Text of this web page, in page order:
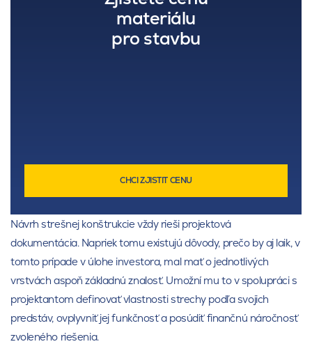
materiálu
pro stavbu
CHCI ZJISTIT CENU
Návrh strešnej konštrukcie vždy rieši projektová
dokumentácia. Napriek tomu existujú dôvody, prečo by aj laik, v
tomto prípade v úlohe investora, mal mať o jednotlivých
vrstvách aspoň základnú znalosť. Umožní mu to v spolupráci s
projektantom definovať vlastnosti strechy podľa svojich
predstáv, ovplyvniť jej funkčnosť a posúdiť finančnú náročnosť
zvoleného riešenia.